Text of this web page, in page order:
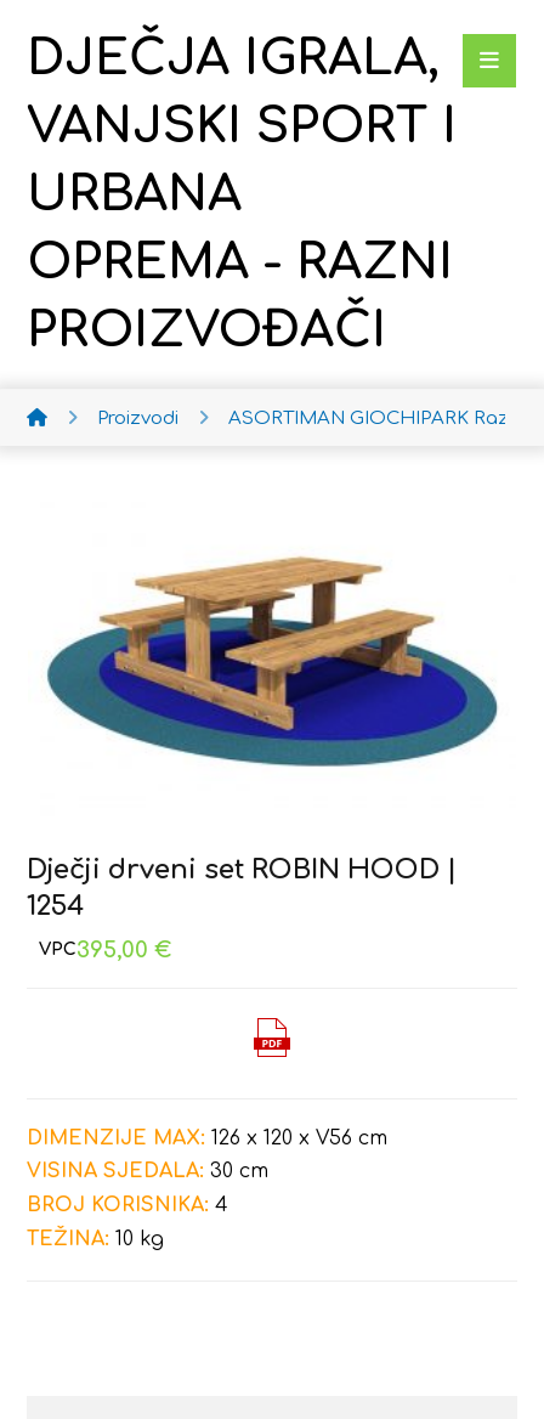
DJEČJA IGRALA,
VANJSKI SPORT I
URBANA
OPREMA - RAZNI
PROIZVOĐAČI
Proizvodi ASORTIMAN GIOCHIPARK Razni
Dječji drveni set ROBIN HOOD |
1254
395,00€
DIMENZIJE MAX: 126 x 120 x V56 cm
VISINA SJEDALA: 30 cm
BROJ KORISNIKA: 4
TEŽINA: 10 kg